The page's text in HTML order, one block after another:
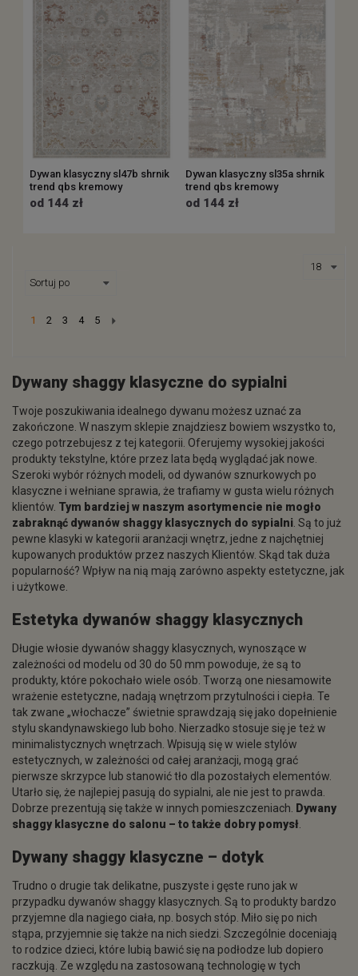
Dywan klasyczny sl47b shrnik
trend qbs kremowy
od 144 zł
Dywan klasyczny sl35a shrnik
trend qbs kremowy
od 144 zł
1 2 3 4 5
Dywany shaggy klasyczne do sypialni
Twoje poszukiwania idealnego dywanu możesz uznać za
zakończone. W naszym sklepie znajdziesz bowiem wszystko to,
czego potrzebujesz z tej kategorii. Oferujemy wysokiej jakości
produkty tekstylne, które przez lata będą wyglądać jak nowe.
Szeroki wybór różnych modeli, od dywanów sznurkowych po
klasyczne i wełniane sprawia, że trafiamy w gusta wielu różnych
klientów. Tym bardziej w naszym asortymencie nie mogło
zabraknąć dywanów shaggy klasycznych do sypialni . Są to już
pewne klasyki w kategorii aranżacji wnętrz, jedne z najchętniej
kupowanych produktów przez naszych Klientów. Skąd tak duża
popularność? Wpływ na nią mają zarówno aspekty estetyczne, jak
i użytkowe.
Estetyka dywanów shaggy klasycznych
Długie włosie dywanów shaggy klasycznych, wynoszące w
zależności od modelu od 30 do 50 mm powoduje, że są to
produkty, które pokochało wiele osób. Tworzą one niesamowite
wrażenie estetyczne, nadają wnętrzom przytulności i ciepła. Te
tak zwane „włochacze” świetnie sprawdzają się jako dopełnienie
stylu skandynawskiego lub boho. Nierzadko stosuje się je też w
minimalistycznych wnętrzach. Wpisują się w wiele stylów
estetycznych, w zależności od całej aranżacji, mogą grać
pierwsze skrzypce lub stanowić tło dla pozostałych elementów.
Utarło się, że najlepiej pasują do sypialni, ale nie jest to prawda.
Dobrze prezentują się także w innych pomieszczeniach.
Dywany
shaggy klasyczne do salonu – to także dobry pomysł
Dywany shaggy klasyczne – dotyk
Trudno o drugie tak delikatne, puszyste i gęste runo jak w
przypadku dywanów shaggy klasycznych. Są to produkty bardzo
przyjemne dla nagiego ciała, np. bosych stóp. Miło się po nich
stąpa, przyjemnie się także na nich siedzi. Szczególnie doceniają
to rodzice dzieci, które lubią bawić się na podłodze lub dopiero
raczkują. Ze względu na zastosowaną technologię w tych